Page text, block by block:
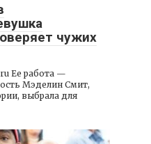
чужих
Ее работа —
Мэделин Смит,
выбрала для